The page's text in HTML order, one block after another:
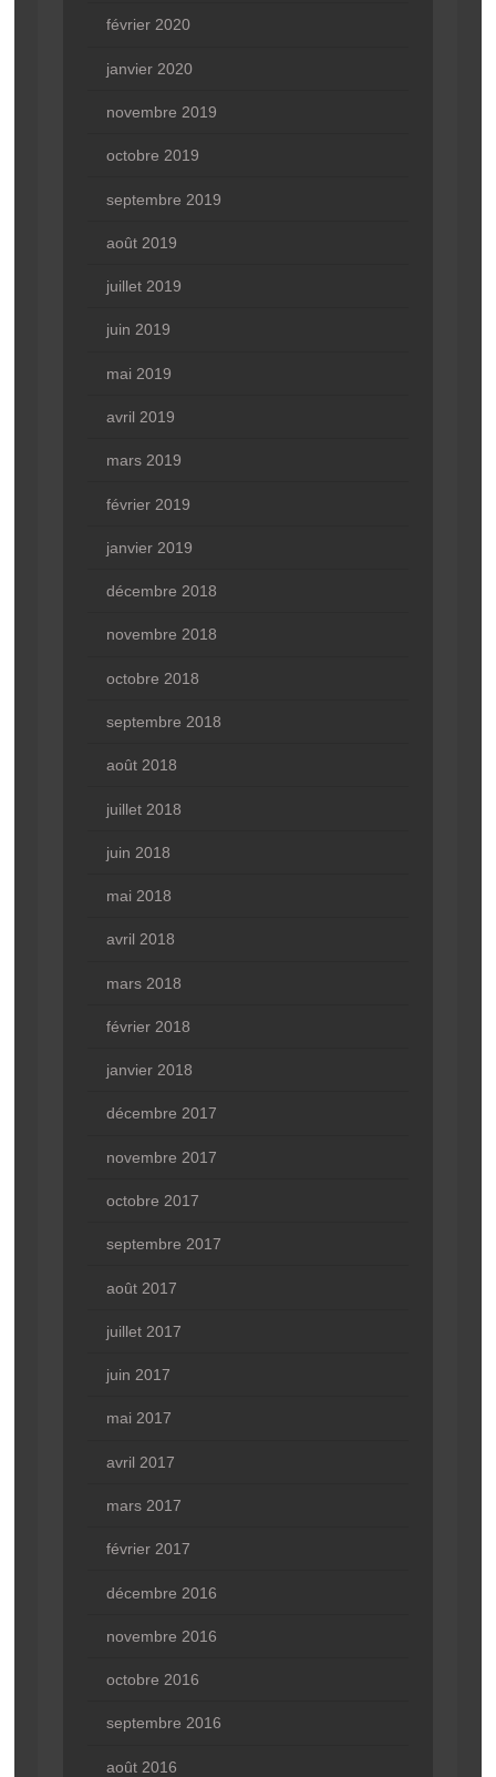
février 2020
janvier 2020
novembre 2019
octobre 2019
septembre 2019
août 2019
juillet 2019
juin 2019
mai 2019
avril 2019
mars 2019
février 2019
janvier 2019
décembre 2018
novembre 2018
octobre 2018
septembre 2018
août 2018
juillet 2018
juin 2018
mai 2018
avril 2018
mars 2018
février 2018
janvier 2018
décembre 2017
novembre 2017
octobre 2017
septembre 2017
août 2017
juillet 2017
juin 2017
mai 2017
avril 2017
mars 2017
février 2017
décembre 2016
novembre 2016
octobre 2016
septembre 2016
août 2016